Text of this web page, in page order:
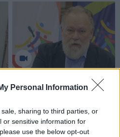
Personal Information
sharing to third parties, or
or sensitive information for
use the below opt-out
puošęs Anatolijus
užtenka